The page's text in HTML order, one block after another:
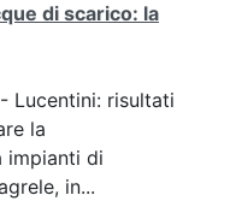
di scarico: la
- Lucentini: risultati
la
impianti di
in...